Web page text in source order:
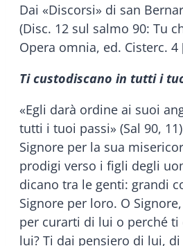
Dai «Discorsi» di san
(Disc. 12 sul salmo 90: Tu
Opera omnia, ed. Cisterc. 4
Ti custodiscano in tutti i
«Egli darà ordine ai suoi
tutti i tuoi passi» (Sal 90,
Signore per la sua
prodigi verso i figli degli
dicano tra le genti: grandi
Signore per loro. O Signore,
per curarti di lui o perché
lui? Ti dai pensiero di lui,